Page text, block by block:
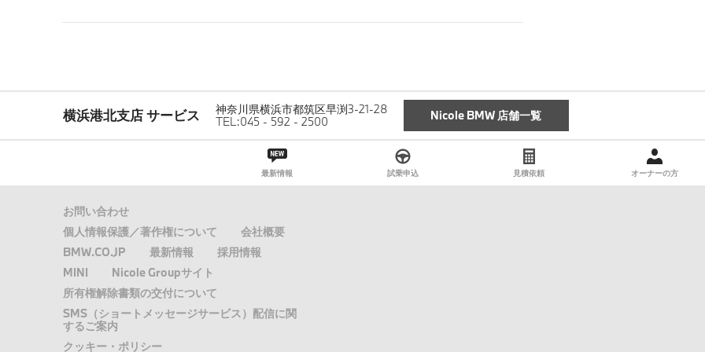
パ
ン
く
Home 00-1_拠点TOP（横浜港北支店 サービス）
横浜港北支店 サービス
神奈川県横浜市都筑区早渕3-21-28
045 - 592 - 2500
Nicole BMW 店舗一覧
最新情報 試乗申込 見積依頼 オーナーの方
お問い合わせ
個人情報保護／著作権について
会社概要
BMW.CO.JP
最新情報
採用情報
MINI
Nicole Groupサイト
所有権解除書類の交付について
SMS（ショートメッセージサービス）配信に関
するご案内
クッキー・ポリシー